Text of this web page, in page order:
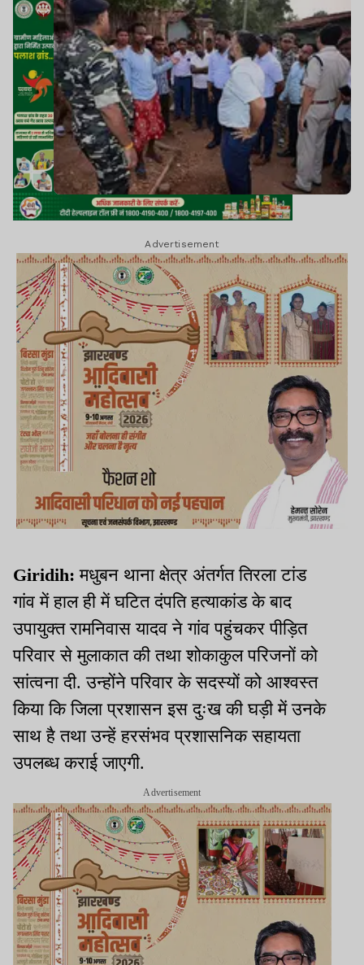
Advertisement
Giridih: मधुबन थाना क्षेत्र अंतर्गत तिरला टांड
गांव में हाल ही में घटित दंपति हत्याकांड के बाद
उपायुक्त रामनिवास यादव ने गांव पहुंचकर पीड़ित
परिवार से मुलाकात की तथा शोकाकुल परिजनों को
सांत्वना दी. उन्होंने परिवार के सदस्यों को आश्वस्त
किया कि जिला प्रशासन इस दुःख की घड़ी में उनके
साथ है तथा उन्हें हरसंभव प्रशासनिक सहायता
उपलब्ध कराई जाएगी.
Advertisement